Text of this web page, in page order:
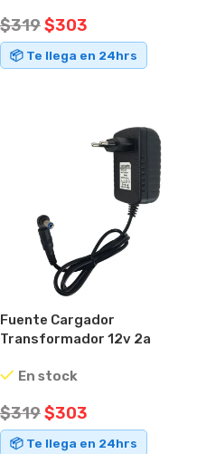
$319$303
📦 Te llega en 24hrs
Fuente Cargador
Transformador 12v 2a
NegroEn stock
$319$303
📦 Te llega en 24hrs